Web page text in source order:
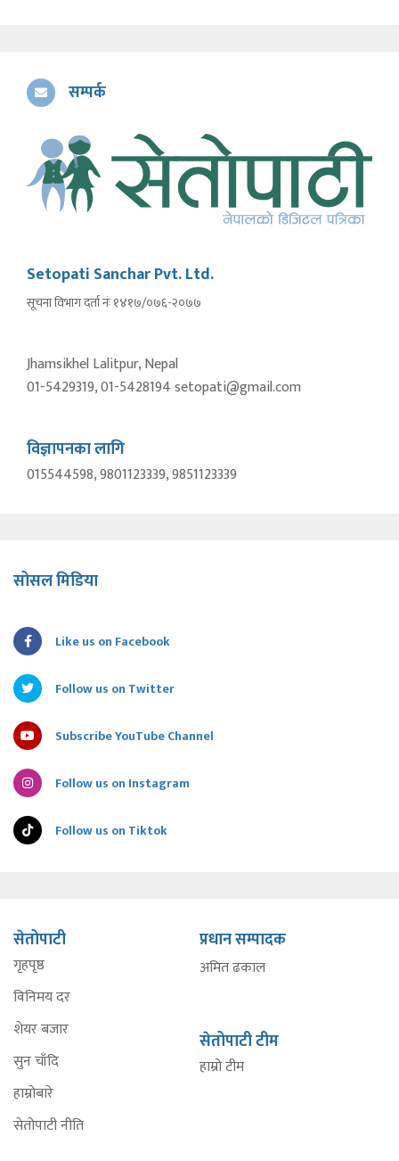
सम्पर्क
Setopati Sanchar Pvt. Ltd.
सूचना विभाग दर्ता नंः १४१७/०७६-२०७७
Jhamsikhel Lalitpur, Nepal
01-5429319, 01-5428194 setopati@gmail.com
विज्ञापनका लागि
015544598, 9801123339, 9851123339
सोसल मिडिया
Like us on Facebook
Follow us on Twitter
Subscribe YouTube Channel
Follow us on Instagram
Follow us on Tiktok
सेतोपाटी
गृहपृष्ठ
विनिमय दर
शेयर बजार
सुन चाँदि
हाम्रोबारे
सेतोपाटी नीति
प्रधान सम्पादक
अमित ढकाल
सेतोपाटी टीम
हाम्रो टीम